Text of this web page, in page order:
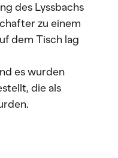
des Lyssbachs
zu einem
dem Tisch lag
es wurden
die als